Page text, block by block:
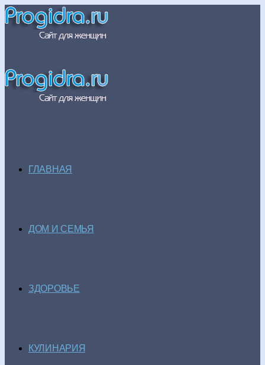
ГЛАВНАЯ
ДОМ И СЕМЬЯ
ЗДОРОВЬЕ
КУЛИНАРИЯ